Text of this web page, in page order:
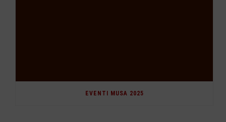
EVENTI MUSA 2025